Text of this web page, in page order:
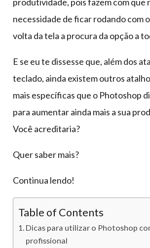
necessidade de ficar rodando com
volta da tela a procura da opção a
E se eu te dissesse que, além dos
teclado, ainda existem outros
mais específicas que o Photoshop
para aumentar ainda mais a sua
Você acreditaria?
Quer saber mais?
Continua lendo!
Table of Contents
Dicas para utilizar o Photoshop
profissional